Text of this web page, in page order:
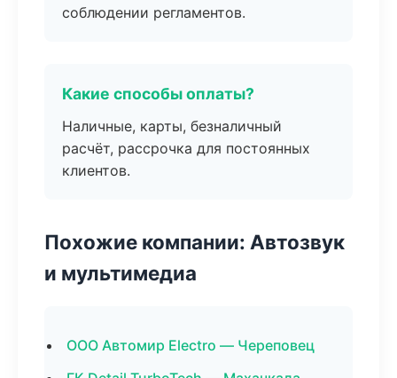
соблюдении регламентов.
Какие способы оплаты?
Наличные, карты, безналичный
расчёт, рассрочка для постоянных
клиентов.
Похожие компании: Автозвук
и мультимедиа
ООО Автомир Electro — Череповец